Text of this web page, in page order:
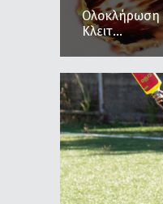
Κλειτ...